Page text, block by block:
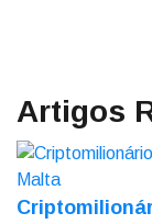
Artigos